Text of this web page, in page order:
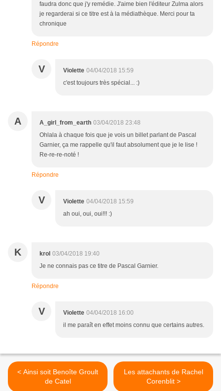
faudra donc que j'y remédie. J'aime bien l'éditeur Zulma alors
je regarderai si ce titre est à la médiathèque. Merci pour ta
chronique
Répondre
V Violette 04/04/2018 15:59
c'est toujours très spécial... :)
A A_girl_from_earth 03/04/2018 23:48
Ohlala à chaque fois que je vois un billet parlant de Pascal
Garnier, ça me rappelle qu'il faut absolument que je le lise !
Re-re-re-noté !
Répondre
V Violette 04/04/2018 15:59
ah oui, oui, oui!!! :)
K krol 03/04/2018 19:40
Je ne connais pas ce titre de Pascal Garnier.
Répondre
V Violette 04/04/2018 16:00
il me paraît en effet moins connu que certains autres.
< Ainsi soit Benoîte Groult
de Catel
Les attachants de Rachel
Corenblit >